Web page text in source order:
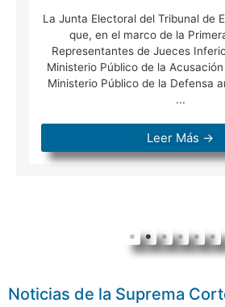
La Junta Electoral del Tribunal de
que, en el marco de la
Representantes de Jueces
Ministerio Público de la
Ministerio Público de la Defensa
...
Leer Más →
Noticias de la Suprema